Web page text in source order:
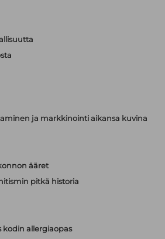
ja markkinointi aikansa kuvina
ääret
pitkä historia
kodin allergiaopas